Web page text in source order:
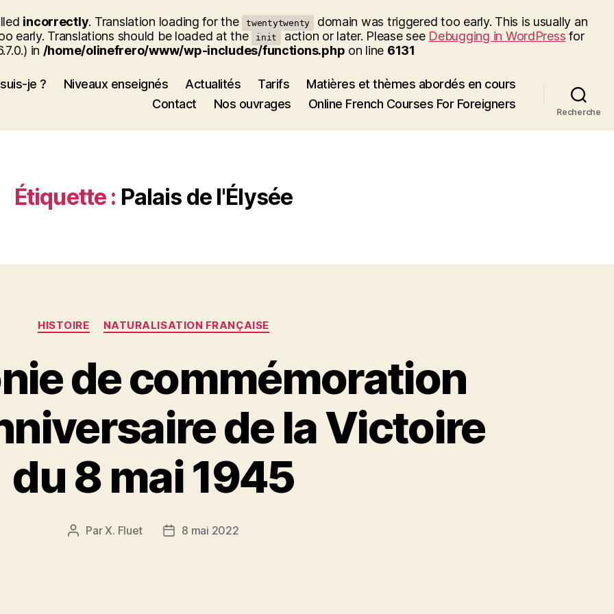
incorrectly. Translation loading for the twentytwenty
domain was triggered too early. This is usually an
early. Translations should be loaded at the
init action or later. Please see Debugging in WordPress for
in /home/olinefrero/www/wp-includes/functions.php on line 6131
je ? Niveaux enseignés Actualités Tarifs
Matières et thèmes abordés en cours
Contact
Nos ouvrages Online French Courses For Foreigners
Recherche
Étiquette : Palais de l'Élysée
Catégories
HISTOIRE NATURALISATION FRANÇAISE
de commémoration
de la Victoire
du 8 mai 1945
Auteur
ParX. Fluet
Date8 mai 2022